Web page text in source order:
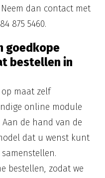
dan contact met
875 5460.
goedkope
bestellen in
maat zelf
online module
de hand van de
dat u wenst kunt
bestellen, zodat we